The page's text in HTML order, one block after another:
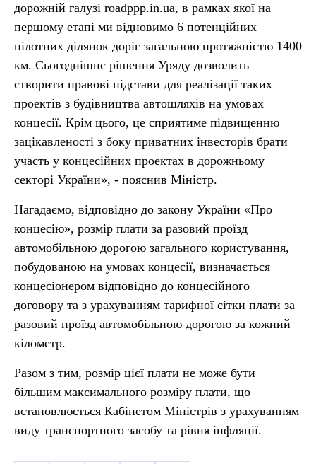
дорожній галузі roadppp.in.ua, в рамках якої на
першому етапі ми відновимо 6 потенційних
пілотних ділянок доріг загальною протяжністю 1400
км. Сьогоднішнє рішення Уряду дозволить
створити правові підстави для реалізації таких
проектів з будівництва автошляхів на умовах
концесії. Крім цього, це сприятиме підвищенню
зацікавленості з боку приватних інвесторів брати
участь у концесійних проектах в дорожньому
секторі України», - пояснив Міністр.
Нагадаємо, відповідно до закону України «Про
концесію», розмір плати за разовий проїзд
автомобільною дорогою загального користування,
побудованою на умовах концесії, визначається
концесіонером відповідно до концесійного
договору та з урахуванням тарифної сітки плати за
разовий проїзд автомобільною дорогою за кожний
кілометр.
Разом з тим, розмір цієї плати не може бути
більшим максимального розміру плати, що
встановлюється Кабінетом Міністрів з урахуванням
виду транспортного засобу та рівня інфляції.